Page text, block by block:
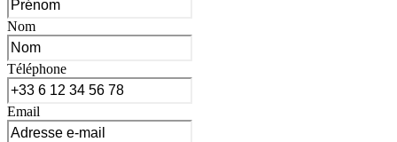
Nom
Téléphone
Email